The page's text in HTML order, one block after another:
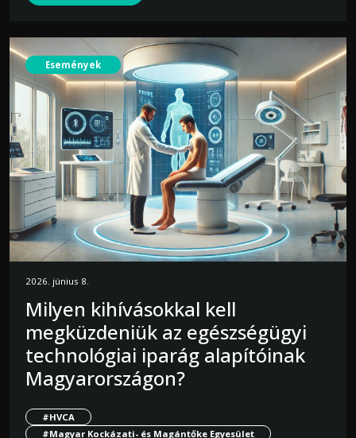
Események
2026. június 8.
Milyen kihívásokkal kell
megküzdeniük az egészségügyi
technológiai iparág alapítóinak
Magyarországon?
#HVCA
#Magyar Kockázati- és Magántőke Egyesület